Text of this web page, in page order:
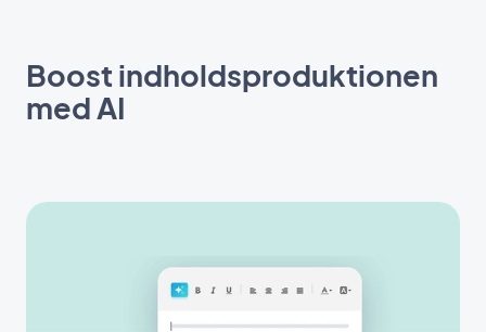
Boost indholdsproduktionen
med AI